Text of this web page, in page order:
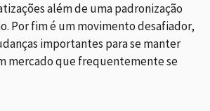
além de uma padronização
Por fim é um movimento desafiador,
importantes para se manter
mercado que frequentemente se